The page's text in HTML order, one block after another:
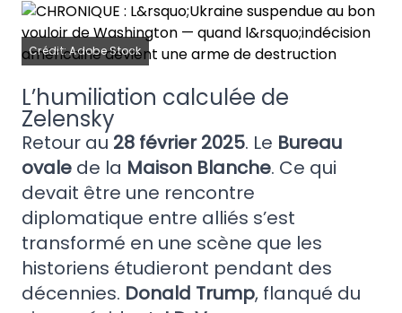
Crédit: Adobe Stock
L’humiliation calculée de
Zelensky
Retour au 28 février 2025. Le Bureau
ovale de la Maison Blanche. Ce qui
devait être une rencontre
diplomatique entre alliés s’est
transformé en une scène que les
historiens étudieront pendant des
décennies. Donald Trump, flanqué du